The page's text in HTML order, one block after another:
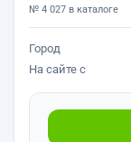
№ 4 027 в каталоге
Город
На сайте с